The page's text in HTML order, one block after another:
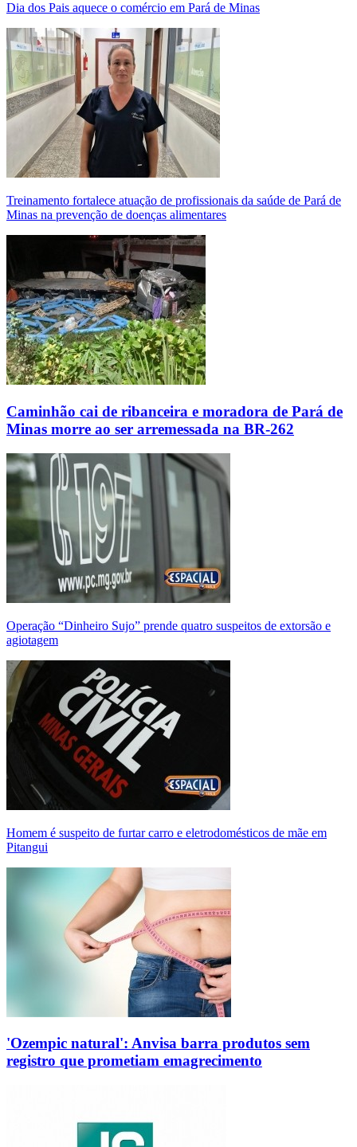
Dia dos Pais aquece o comércio em Pará de Minas
Treinamento fortalece atuação de profissionais da saúde de Pará de
Minas na prevenção de doenças alimentares
Caminhão cai de ribanceira e moradora de Pará de
Minas morre ao ser arremessada na BR-262
Operação “Dinheiro Sujo” prende quatro suspeitos de extorsão e
agiotagem
Homem é suspeito de furtar carro e eletrodomésticos de mãe em
Pitangui
'Ozempic natural': Anvisa barra produtos sem
registro que prometiam emagrecimento